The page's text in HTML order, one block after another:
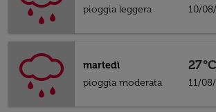
pioggia leggera
10/
martedì
pioggia moderata
27°C
11/